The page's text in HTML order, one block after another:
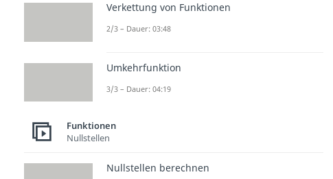
Verkettung von Funktionen
2/3 – Dauer: 03:48
Umkehrfunktion
3/3 – Dauer: 04:19
Funktionen
Nullstellen
Nullstellen berechnen